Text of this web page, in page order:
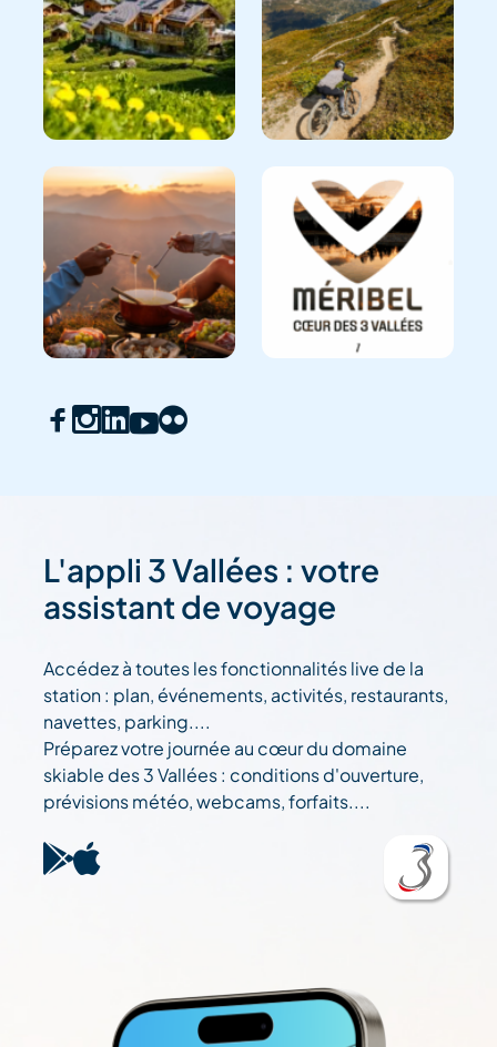
L'appli 3 Vallées : votre
assistant de voyage
Accédez à toutes les fonctionnalités live de la
station : plan, événements, activités, restaurants,
navettes, parking....
Préparez votre journée au cœur du domaine
skiable des 3 Vallées : conditions d'ouverture,
prévisions météo, webcams, forfaits....